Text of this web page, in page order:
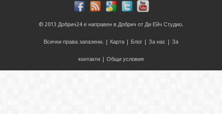
© 2013 Добрич24 е направен в Добрич от Ди Ейч Студио.
Всички права запазени. | Карта | Блог | За нас | За
контакти | Общи условия